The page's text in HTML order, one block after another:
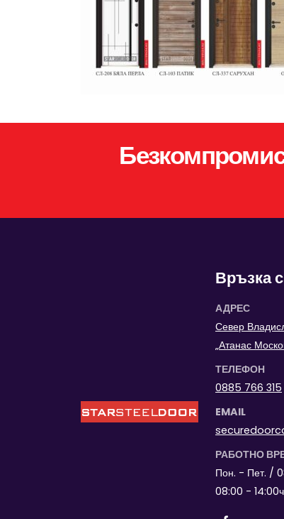
Връзка
АДРЕС
Север
„Атанас
ТЕЛЕФОН
0885 766 315
EMAIL
РАБОТНО
Пон. - Пет. /
08:00 - 14:00ч